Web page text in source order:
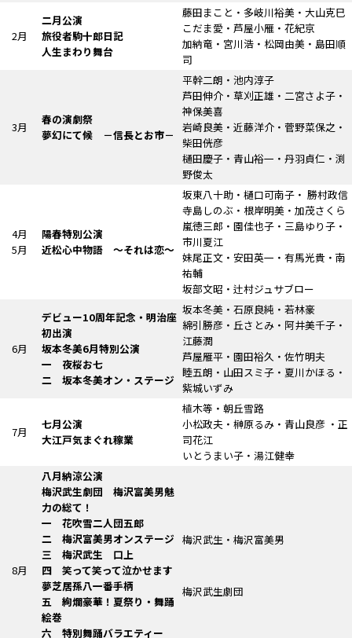
2月
二月公演
旅役者駒十郎日記
人生まわり舞台
藤田まこと・多岐川裕美・大山克巳
こだま愛・芦屋小雁・花紀京
加納竜・宮川浩・松岡由美・島田順
司
3月
春の演劇祭
夢幻にて候 －信長とお市－
平幹二朗・池内淳子
芦田伸介・草刈正雄・二宮さよ子・
神保美喜
岩崎良美・近藤洋介・菅野菜保之・
柴田侊彦
樋田慶子・青山裕一・丹羽貞仁・渕
野俊太
4月
5月
陽春特別公演
近松心中物語 ～それは恋～
坂東八十助・樋口可南子・ 勝村政信
寺島しのぶ・根岸明美・加茂さくら
嵐徳三郎・園佳也子・三島ゆり子・
市川夏江
妹尾正文・安田英一・有馬光貴・南
祐輔
坂部文昭・辻村ジュサブロー
6月
デビュー10周年記念・明治座
初出演
坂本冬美6月特別公演
一 夜桜お七
二 坂本冬美オン・ステージ
坂本冬美・石原良純・若林豪
綿引勝彦・丘さとみ・阿井美千子・
江藤潤
芦屋雁平・園田裕久・佐竹明夫
睦五朗・山田スミ子・夏川かほる・
紫城いずみ
7月
七月公演
大江戸気まぐれ稼業
植木等・朝丘雪路
小松政夫・榊原るみ・青山良彦 ・正
司花江
いとうまい子・湯江健幸
8月
八月納涼公演
梅沢武生劇団
梅沢富美男魅
力の総て！
一 花吹雪二人団五郎
二 梅沢富美男オンステージ
三 梅沢武生 口上
四 笑って笑って泣かせます
夢芝居孫八一番手柄
五 絢爛豪華！ 夏祭り・舞踊
絵巻
六 特別舞踊バラエティー
梅沢武生・梅沢富美男
梅沢武生劇団